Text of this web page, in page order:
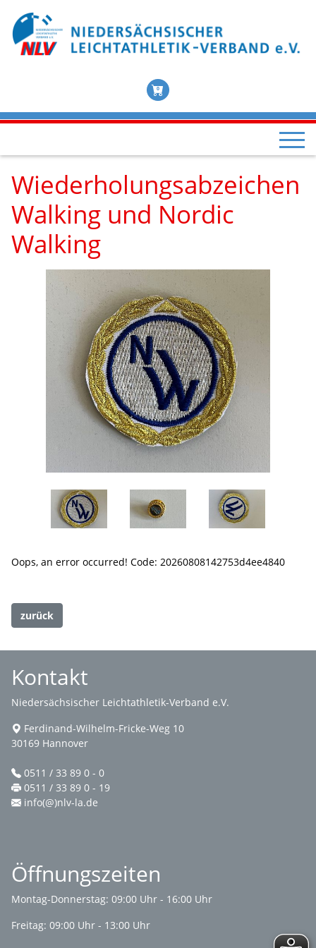
0
Wiederholungsabzeichen
Walking und Nordic
Walking
Oops, an error occurred! Code: 20260808142753d4ee4840
zurück
Kontakt
Niedersächsischer Leichtathletik-Verband e.V.
Ferdinand-Wilhelm-Fricke-Weg 10
30169 Hannover
0511 / 33 89 0 - 0
0511 / 33 89 0 - 19
info(@)nlv-la.de
Öffnungszeiten
Montag-Donnerstag: 09:00 Uhr - 16:00 Uhr
Freitag: 09:00 Uhr - 13:00 Uhr